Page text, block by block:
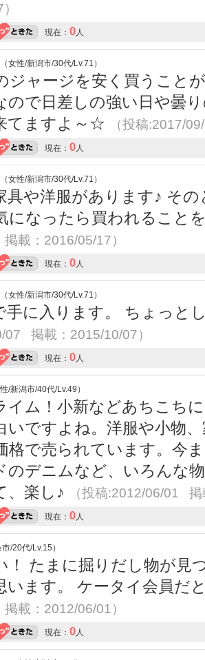
現在： 0 人
女性/新潟市/30代/Lv.71）
ジャージを安く買うこと
ので日差しの強い日や曇
てますよ～☆
（投稿:2017/
現在： 0 人
女性/新潟市/30代/Lv.71）
具や洋服があります♪ そ
になったら買われること
載：2016/05/17）
現在： 0 人
女性/新潟市/30代/Lv.71）
手に入ります。 ちょっと
07 掲載：2015/10/07）
現在： 0 人
/新潟市/40代/Lv.49）
イム！小新などあちこち
いですよね。洋服や小物
格で売られています。今
のデニムなど、いろんな
、楽し♪
（投稿:2012/06/01
現在： 0 人
/20代/Lv.15）
！ たまに掘りだし物が見
います。 ケータイ会員だ
載：2012/06/01）
現在： 0 人